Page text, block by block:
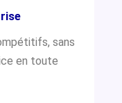
sans
en toute